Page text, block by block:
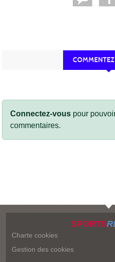
Connectez-vous pour
commentaires.
SPORTS
Charte cookies
Gestion des cookies